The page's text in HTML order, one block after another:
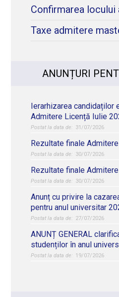
Confirmarea
Taxe admitere
ANUNȚURI
Ierarhizarea candidaților
Admitere Licență Iulie
31/07/2026
Rezultate finale
30/07/2026
Rezultate finale
30/07/2026
Anunț cu privire la
pentru anul universitar
27/07/2026
ANUNȚ GENERAL
studenților în anul
19/07/2026